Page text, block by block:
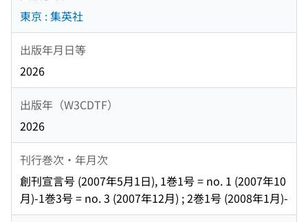
東京 : 集英社
出版年月日等
2026
出版年（W3CDTF）
2026
刊行巻次・年月次
創刊宣言号 (2007年5月1日), 1巻1号 = no. 1 (2007年10
月)-1巻3号 = no. 3 (2007年12月) ; 2巻1号 (2008年1月)-